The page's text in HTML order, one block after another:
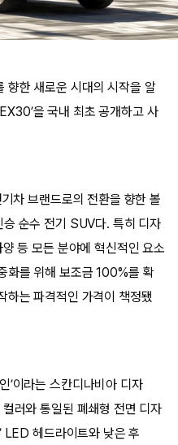
향한 새로운 시대의 시작을 알
을 국내 최초 공개하고 사
차 브랜드로의 전환을 향한 볼
순수 전기 SUV다. 특히 디자
등 모든 분야에 혁신적인 요소
화를 위해 보조금 100%를 확
하는 파격적인 가격이 책정됐
’이라는 스칸디나비아 디자
러와 통일된 폐쇄형 전면 디자
LED 헤드라이트와 낮은 후